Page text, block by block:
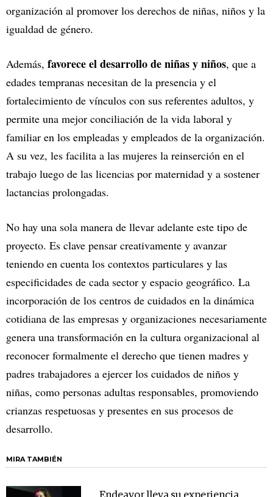
organización al promover los derechos de niñas, niños y la
igualdad de género.
Además, favorece el desarrollo de niñas y niños, que a
edades tempranas necesitan de la presencia y el
fortalecimiento de vínculos con sus referentes adultos, y
permite una mejor conciliación de la vida laboral y
familiar en los empleadas y empleados de la organización.
A su vez, les facilita a las mujeres la reinserción en el
trabajo luego de las licencias por maternidad y a sostener
lactancias prolongadas.
No hay una sola manera de llevar adelante este tipo de
proyecto. Es clave pensar creativamente y avanzar
teniendo en cuenta los contextos particulares y las
especificidades de cada sector y espacio geográfico. La
incorporación de los centros de cuidados en la dinámica
cotidiana de las empresas y organizaciones necesariamente
genera una transformación en la cultura organizacional al
reconocer formalmente el derecho que tienen madres y
padres trabajadores a ejercer los cuidados de niños y
niñas, como personas adultas responsables, promoviendo
crianzas respetuosas y presentes en sus procesos de
desarrollo.
MIRA TAMBIÉN